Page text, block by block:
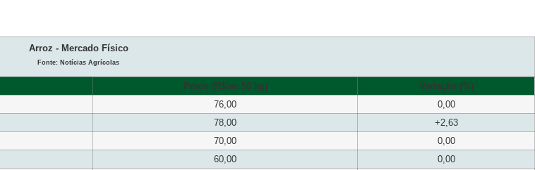
Arroz - Mercado Físico
Fonte: Notícias Agrícolas
Preço (R$/sc 50 kg)
Variação (%)
76,00
0,00
78,00
+2,63
70,00
0,00
60,00
0,00